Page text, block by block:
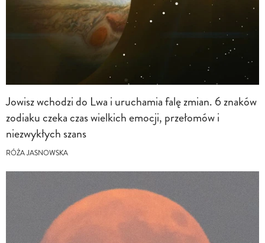
Jowisz wchodzi do Lwa i uruchamia falę zmian. 6 znaków
zodiaku czeka czas wielkich emocji, przełomów i
niezwykłych szans
RÓŻA JASNOWSKA